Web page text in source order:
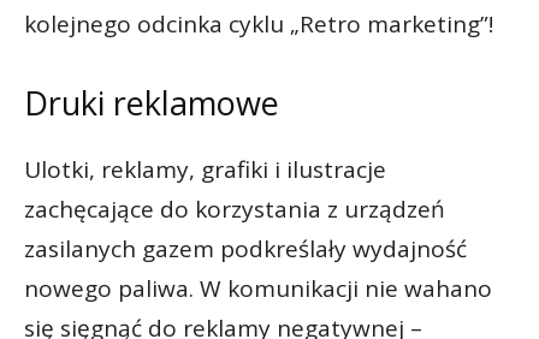
kolejnego odcinka cyklu „Retro marketing”!
Druki reklamowe
Ulotki, reklamy, grafiki i ilustracje
zachęcające do korzystania z urządzeń
zasilanych gazem podkreślały wydajność
nowego paliwa. W komunikacji nie wahano
się sięgnąć do reklamy negatywnej –